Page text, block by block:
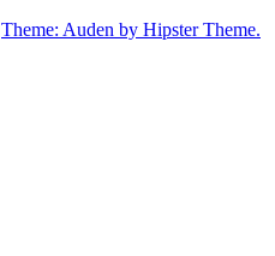
Theme: Auden by Hipster Theme.